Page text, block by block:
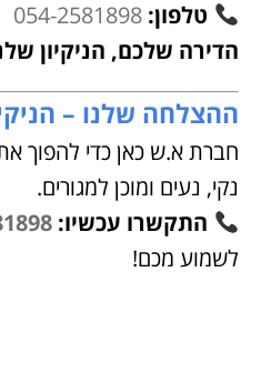
טלפון: 054-2581898
הדירה שלכם, הניקיון
ההצלחה שלנו –
חברת א.ש כאן כדי להפוך
נקי, נעים ומוכן למגורים.
התקשרו עכשיו:
לשמוע מכם!